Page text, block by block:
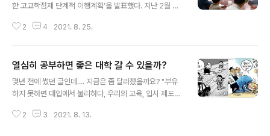
한 고교학점제 단계적 이행계획’을 발표했다. 지난 2월 고
차 완화 △학점제를 반영한 대입제도 마련 △교원수급 개
안은 교육계가 제시한 선결과제를 해결하기 위한 구체적
방안이 빠져있어 비판의 목소리가 나오고 있다. 전교조는
“이번 계획에는 대입제도 2024년 발표, 교원수급 2023
이나 교원수급 규모에 대한 대략적인 계획도 밝히지 않았
2 4 2021. 8. 25.
열심히 공부하면 좋은 대학 갈 수 있을까?
몇년 전에 썼던 글인데.... 지금은 좀 달라졌을까요? "부유
하지 못하면 대입에서 불리하다, 우리의 교육, 입시 제도는
수의 논문 '경제성장과 교육의 공정경쟁'에서 나온 결론이
2 3 2021. 8. 13.